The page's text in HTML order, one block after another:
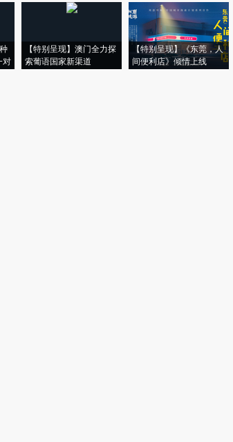
对
【特别呈现】澳门全力探
索葡语国家新渠道
【特别呈现】《东莞，人
间便利店》倾情上线